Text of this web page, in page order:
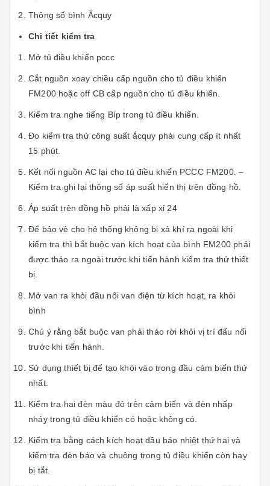
Thông số bình Ắcquy
Chi tiết kiểm tra
Mở tủ điều khiển pccc
Cắt nguồn xoay chiều cấp nguồn cho tủ điều khiển
FM200 hoặc off CB cấp nguồn cho tủ điều khiển.
Kiểm tra nghe tiếng Bíp trong tủ điều khiển.
Đo kiểm tra thử công suất ắcquy phải cung cấp ít nhất
15 phút.
Kết nối nguồn AC lại cho tủ điều khiển PCCC FM200. –
Kiểm tra ghi lại thông số áp suất hiển thị trên đồng hồ.
Áp suất trên đồng hồ phải là xấp xỉ 24
Để bảo vệ cho hệ thống không bị xả khí ra ngoài khi
kiểm tra thì bắt buộc van kích hoạt của bình FM200 phải
được tháo ra ngoài trước khi tiến hành kiểm tra thử thiết
bị.
Mở van ra khỏi đầu nối van điện từ kích hoạt, ra khỏi
bình
Chú ý rằng bắt buộc van phải tháo rời khỏi vị trí đấu nối
trước khi tiến hành.
Sử dụng thiết bị để tạo khói vào trong đầu cảm biến thứ
nhất.
Kiểm tra hai đèn màu đỏ trên cảm biến và đèn nhấp
nháy trong tủ điều khiển có hoặc không có.
Kiểm tra bằng cách kích hoạt đầu báo nhiệt thứ hai và
kiểm tra đèn báo và chuông trong tủ điều khiển còn hay
bị tắt.